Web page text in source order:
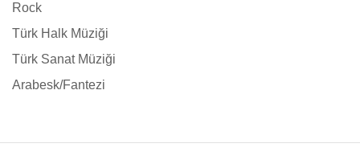
Rock
Türk Halk Müziği
Türk Sanat Müziği
Arabesk/Fantezi